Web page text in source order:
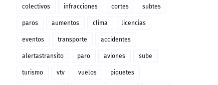
colectivos infracciones cortes subtes
paros aumentos clima licencias
eventos transporte accidentes
alertastransito paro aviones sube
turismo vtv vuelos piquetes